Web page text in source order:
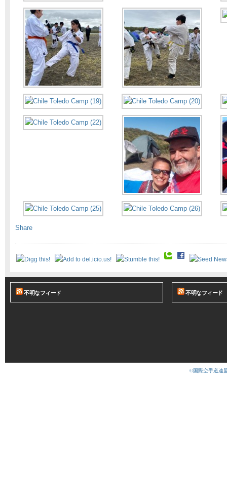
Share
不明なフィード 不明なフィード
©国際空手道連